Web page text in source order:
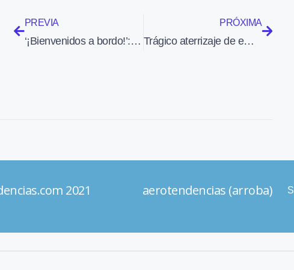
PREVIA
‘¡Bienvenidos a bordo!’: el comandante Ramon Vallès acerca la aviación al gran público con humanidad
PRÓXIMA
Trágico aterrizaje de emergencia de un jet en República Dominicana: fallecieron los dos pilotos
2021 aerotendencias (arroba)